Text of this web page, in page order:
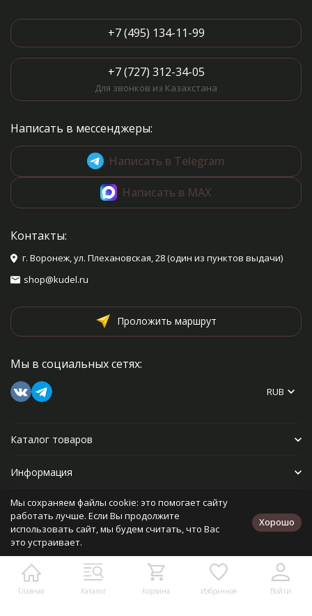
Главная Каталог Корзина Избранное Войти
+7 (495) 134-11-99
+7 (727) 312-34-05
Для звонков из Казахстана
Написать в мессенджеры:
Написать в Telegram
Написать в MAX
Контакты:
г. Воронеж, ул. Плехановская, 28 (один из пунктов выдачи)
shop@kudel.ru
Проложить маршрут
Мы в социальных сетях:
RUB
Каталог товаров
Информация
Прочее
Политика персональных данных
Разработано в
bodysite.ru
Мы сохраняем файлы cookie: это помогает сайту
работать лучше. Если Вы продолжите
использовать сайт, мы будем считать, что Вас
это устраивает.
Хорошо